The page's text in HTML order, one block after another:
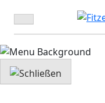
springen